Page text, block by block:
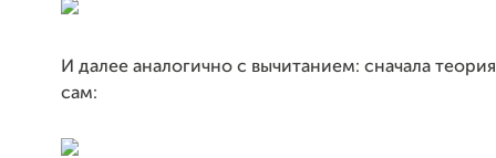
И далее аналогично с вычитанием: сначала
сам: